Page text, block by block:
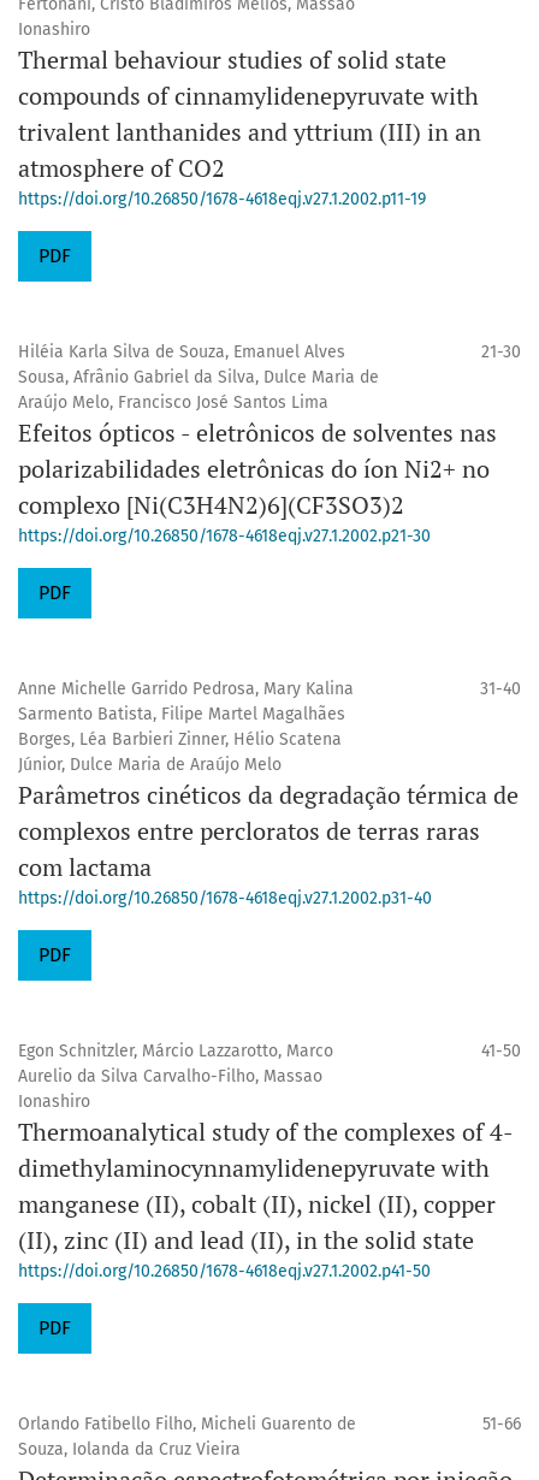
Fertonani, Cristo Bladimiros Melios, Massao
Ionashiro
Thermal behaviour studies of solid state
compounds of cinnamylidenepyruvate with
trivalent lanthanides and yttrium (III) in an
atmosphere of CO2
https://doi.org/10.26850/1678-4618eqj.v27.1.2002.p11-19
PDF
Hiléia Karla Silva de Souza, Emanuel Alves
Sousa, Afrânio Gabriel da Silva, Dulce Maria de
Araújo Melo, Francisco José Santos Lima
21-30
Efeitos ópticos - eletrônicos de solventes nas
polarizabilidades eletrônicas do íon Ni2+ no
complexo [Ni(C3H4N2)6](CF3SO3)2
https://doi.org/10.26850/1678-4618eqj.v27.1.2002.p21-30
PDF
Anne Michelle Garrido Pedrosa, Mary Kalina
Sarmento Batista, Filipe Martel Magalhães
Borges, Léa Barbieri Zinner, Hélio Scatena
Júnior, Dulce Maria de Araújo Melo
31-40
Parâmetros cinéticos da degradação térmica de
complexos entre percloratos de terras raras
com lactama
https://doi.org/10.26850/1678-4618eqj.v27.1.2002.p31-40
PDF
Egon Schnitzler, Márcio Lazzarotto, Marco
Aurelio da Silva Carvalho-Filho, Massao
Ionashiro
41-50
Thermoanalytical study of the complexes of 4-
dimethylaminocynnamylidenepyruvate with
manganese (II), cobalt (II), nickel (II), copper
(II), zinc (II) and lead (II), in the solid state
https://doi.org/10.26850/1678-4618eqj.v27.1.2002.p41-50
PDF
Orlando Fatibello Filho, Micheli Guarento de
Souza, Iolanda da Cruz Vieira
51-66